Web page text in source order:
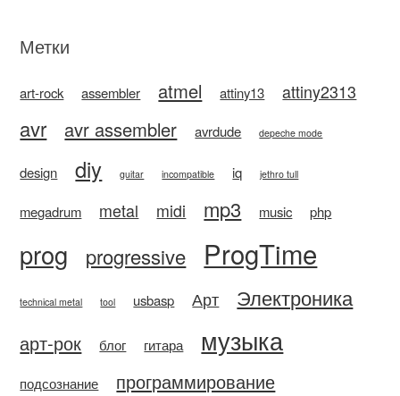
Метки
art-rock assembler atmel attiny13 attiny2313
avr avr assembler avrdude depeche mode
design diy guitar incompatible iq jethro tull
megadrum metal midi mp3 music php
prog progressive ProgTime
technical metal tool usbasp Арт Электроника
арт-рок блог гитара музыка
подсознание программирование